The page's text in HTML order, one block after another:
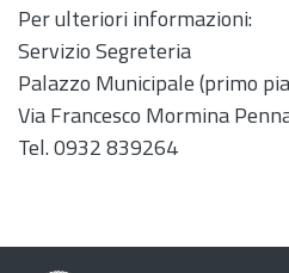
Per ulteriori informazioni:
Servizio Segreteria
Palazzo Municipale (primo
Via Francesco Mormina
Tel. 0932 839264